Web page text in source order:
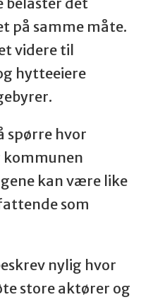
på samme måte.
videre til
hytteeiere
spørre hvor
kommunen
kan være like
som
nylig hvor
store aktører og